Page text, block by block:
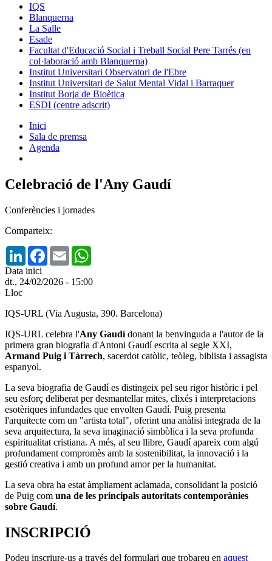
IQS
Blanquerna
La Salle
Esade
Facultat d'Educació Social i Treball Social Pere Tarrés (en
col·laboració amb Blanquerna)
Institut Universitari Observatori de l'Ebre
Institut Universitari de Salut Mental Vidal i Barraquer
Institut Borja de Bioètica
ESDI (centre adscrit)
Inici
Sala de premsa
Agenda
Celebració de l'Any Gaudí
Conferències i jornades
Comparteix:
LinkedInFacebook
Email
Data inici
dt., 24/02/2026 - 15:00
Lloc
IQS-URL (Via Augusta, 390. Barcelona)
IQS-URL celebra l'Any Gaudídonant la benvinguda a l'autor de la
primera gran biografia d'Antoni Gaudí escrita al segle XXI,
Armand Puig i Tàrrech, sacerdot catòlic, teòleg, biblista i assagista
espanyol.
La seva biografia de Gaudí es distingeix pel seu rigor històric i pel
seu esforç deliberat per desmantellar mites, clixés i interpretacions
esotèriques infundades que envolten Gaudí. Puig presenta
l'arquitecte com un "artista total", oferint una anàlisi integrada de la
seva arquitectura, la seva imaginació simbòlica i la seva profunda
espiritualitat cristiana. A més, al seu llibre, Gaudí apareix com algú
profundament compromès amb la sostenibilitat, la innovació i la
gestió creativa i amb un profund amor per la humanitat.
La seva obra ha estat àmpliament aclamada, consolidant la posició
de Puig com una de les principals autoritats contemporànies
sobre Gaudí.
INSCRIPCIÓ
Podeu inscriure-us a través del formulari que trobareu en aquest